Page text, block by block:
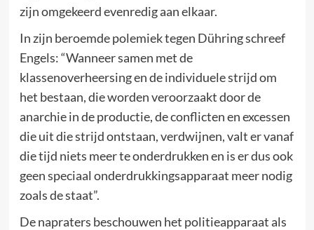
zijn omgekeerd evenredig aan elkaar.
In zijn beroemde polemiek tegen Dühring schreef
Engels: “Wanneer samen met de
klassenoverheersing en de individuele strijd om
het bestaan, die worden veroorzaakt door de
anarchie in de productie, de conflicten en excessen
die uit die strijd ontstaan, verdwijnen, valt er vanaf
die tijd niets meer te onderdrukken en is er dus ook
geen speciaal onderdrukkingsapparaat meer nodig
zoals de staat”.
De napraters beschouwen het politieapparaat als